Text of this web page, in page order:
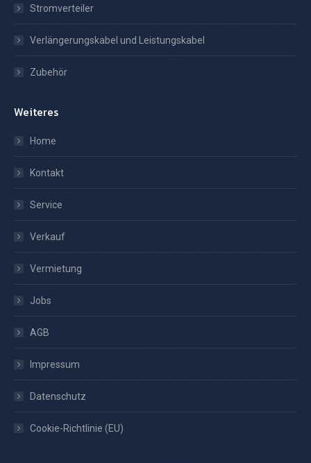
Stromverteiler
Verlängerungskabel und Leistungskabel
Zubehör
Weiteres
Home
Kontakt
Service
Verkauf
Vermietung
Jobs
AGB
Impressum
Datenschutz
Cookie-Richtlinie (EU)